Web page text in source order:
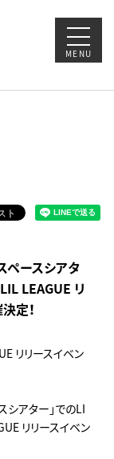
MENU
ペースシアタ
LEAGUE リ
定！
リリースイベン
シアター」でのLI
リリースイベン